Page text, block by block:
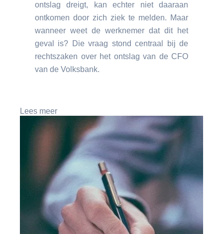
ontslag dreigt, kan echter niet daaraan
ontkomen door zich ziek te melden. Maar
wanneer weet de werknemer dat dit het
geval is? Die vraag stond centraal bij de
rechtszaken over het ontslag van de CFO
van de Volksbank.
Lees meer